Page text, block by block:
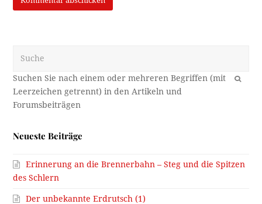
OK
Neueste Beiträge
Erinnerung an die Brennerbahn – Steg und die Spitzen
des Schlern
Der unbekannte Erdrutsch (1)